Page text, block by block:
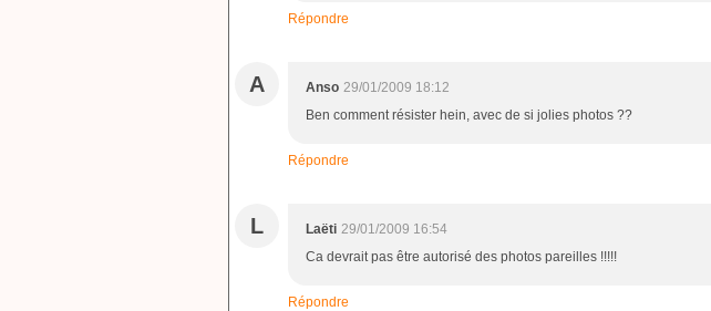
Répondre
A Anso 29/01/2009 18:12
Ben comment résister hein, avec de si jolies photos ??
Répondre
L Laëti 29/01/2009 16:54
Ca devrait pas être autorisé des photos pareilles !!!!!
Répondre